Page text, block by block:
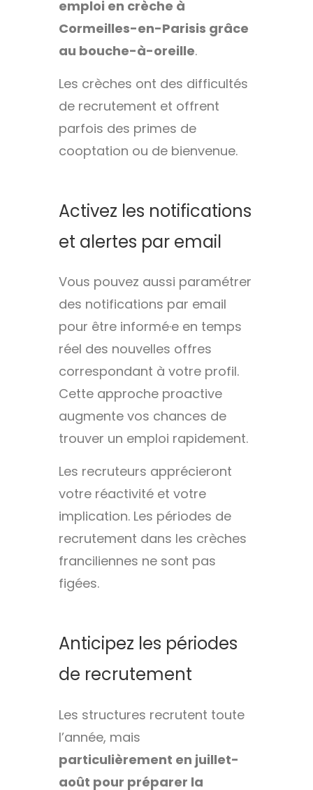
emploi en crèche à
Cormeilles-en-Parisis grâce
au bouche-à-oreille.
Les crèches ont des difficultés
de recrutement et offrent
parfois des primes de
cooptation ou de bienvenue.
Activez les notifications
et alertes par email
Vous pouvez aussi paramétrer
des notifications par email
pour être informé·e en temps
réel des nouvelles offres
correspondant à votre profil.
Cette approche proactive
augmente vos chances de
trouver un emploi rapidement.
Les recruteurs apprécieront
votre réactivité et votre
implication. Les périodes de
recrutement dans les crèches
franciliennes ne sont pas
figées.
Anticipez les périodes
de recrutement
Les structures recrutent toute
l’année, mais
particulièrement en juillet-
août pour préparer la